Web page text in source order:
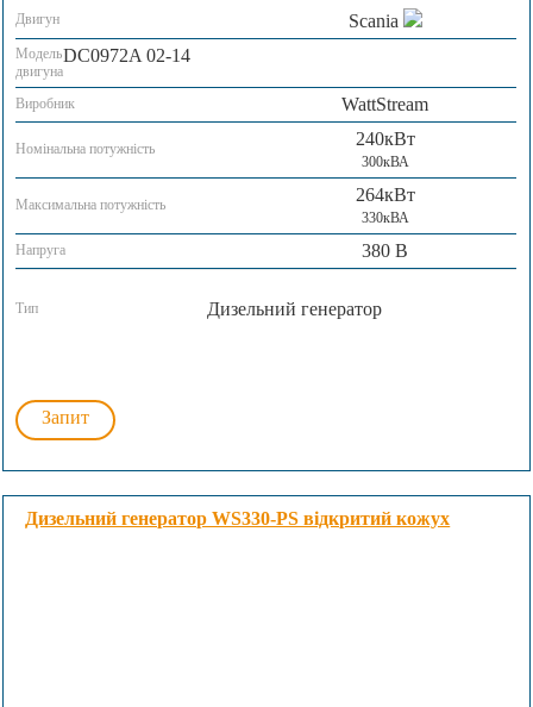
Двигун Scania
Модель
двигуна
DC0972A 02-14
Виробник WattStream
Номінальна потужність 240кВт
300кВА
Максимальна потужність 264кВт
330кВА
Напруга
380 В
Тип Дизельний генератор
Запит
Дизельний генератор WS330-PS відкритий кожух